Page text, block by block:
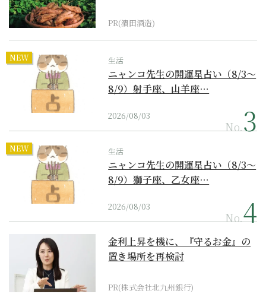
PR(濵田酒造)
NEW 生活
ニャンコ先生の開運星占い（8/3～
8/9）射手座、山羊座…
2026/08/03
No.
NEW 生活
ニャンコ先生の開運星占い（8/3～
8/9）獅子座、乙女座…
2026/08/03
No.
金利上昇を機に、『守るお金』の
置き場所を再検討
PR(株式会社北九州銀行)